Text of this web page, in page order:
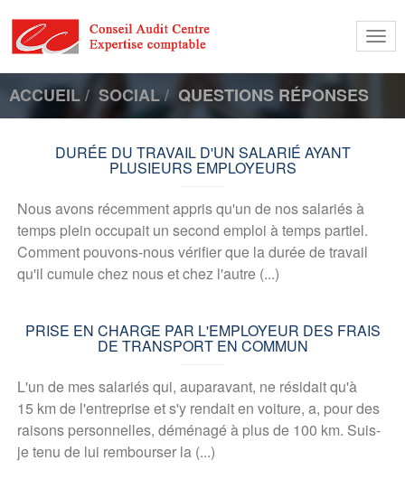
ACCUEIL SOCIAL QUESTIONS RÉPONSES
DURÉE DU TRAVAIL D'UN SALARIÉ AYANT
PLUSIEURS EMPLOYEURS
Nous avons récemment appris qu'un de nos salariés à
temps plein occupait un second emploi à temps partiel.
Comment pouvons-nous vérifier que la durée de travail
qu'il cumule chez nous et chez l'autre (...)
PRISE EN CHARGE PAR L'EMPLOYEUR DES FRAIS
DE TRANSPORT EN COMMUN
L'un de mes salariés qui, auparavant, ne résidait qu'à
15 km de l'entreprise et s'y rendait en voiture, a, pour des
raisons personnelles, déménagé à plus de 100 km. Suis-
je tenu de lui rembourser la (...)